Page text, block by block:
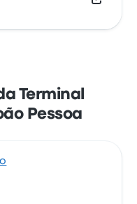
Terminal
Pessoa